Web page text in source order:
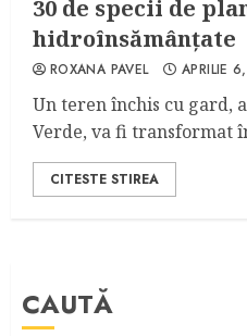
30 de specii de
hidroînsămânţate
ROXANA PAVEL APRILIE
Un teren închis cu gard,
Verde, va fi transformat
CITESTE STIREA
CAUTĂ